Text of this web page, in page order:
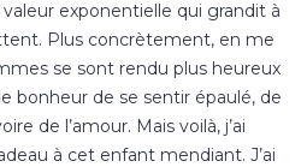
exponentielle qui grandit à
Plus concrètement, en me
se sont rendu plus heureux
bonheur de se sentir épaulé, de
de l’amour. Mais voilà, j’ai
à cet enfant mendiant. J’ai